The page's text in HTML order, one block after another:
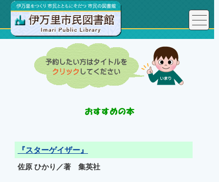
『スターゲイザー』
佐原 ひかり／著 集英社